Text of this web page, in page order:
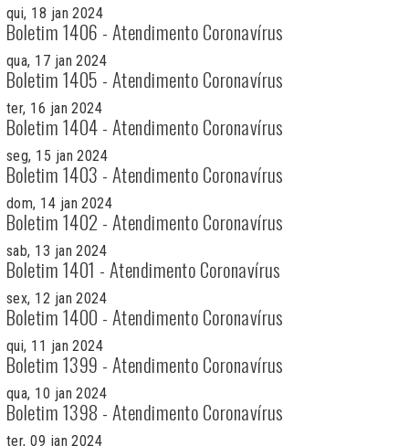
qui, 18 jan 2024
Boletim 1406 - Atendimento Coronavírus
qua, 17 jan 2024
Boletim 1405 - Atendimento Coronavírus
ter, 16 jan 2024
Boletim 1404 - Atendimento Coronavírus
seg, 15 jan 2024
Boletim 1403 - Atendimento Coronavírus
dom, 14 jan 2024
Boletim 1402 - Atendimento Coronavírus
sab, 13 jan 2024
Boletim 1401 - Atendimento Coronavírus
sex, 12 jan 2024
Boletim 1400 - Atendimento Coronavírus
qui, 11 jan 2024
Boletim 1399 - Atendimento Coronavírus
qua, 10 jan 2024
Boletim 1398 - Atendimento Coronavírus
ter, 09 jan 2024